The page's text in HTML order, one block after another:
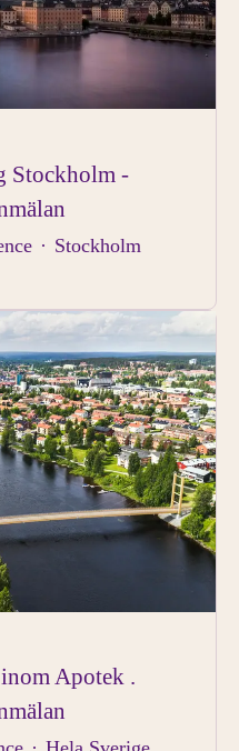
Stockholm -
· Stockholm
Apotek .